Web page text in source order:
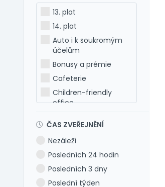
Hebrejština
Holandština
Italština
Japonština
Latina
Litevština
Lotyšština
Maďarština
Makedonština
Polština
Portugalština
Rumunština
13. plat
14. plat
Auto i k soukromým
účelům
Bonusy a prémie
Cafeterie
Children-friendly
office
Dovolená 6 týdnů
Dovolená navíc
Firemní akce
ČAS ZVEŘEJNĚNÍ
Nezáleží
Posledních 24 hodin
Posledních 3 dny
Poslední týden